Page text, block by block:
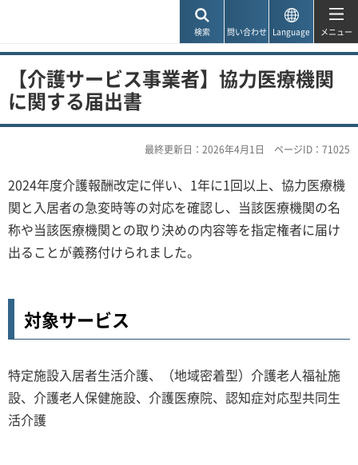
検索 問い合わせ Language メニュー
【介護サービス事業者】協力医療機関
に関する届出書
最終更新日：2026年4月1日 ページID：71025
2024年度介護報酬改定に伴い、1年に1回以上、協力医療機
関と入居者の急変時等の対応を確認し、当該医療機関の名
称や当該医療機関との取り決めの内容等を指定権者に届け
出ることが義務付けられました。
対象サービス
特定施設入居者生活介護、（地域密着型）介護老人福祉施
設、介護老人保健施設、介護医療院、認知症対応型共同生
活介護